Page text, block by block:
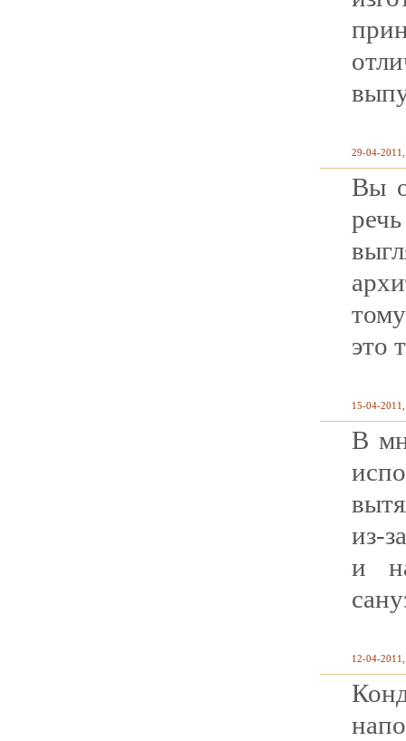
29-04-
Вы
это
15-04-
В
из-
и
12-04-